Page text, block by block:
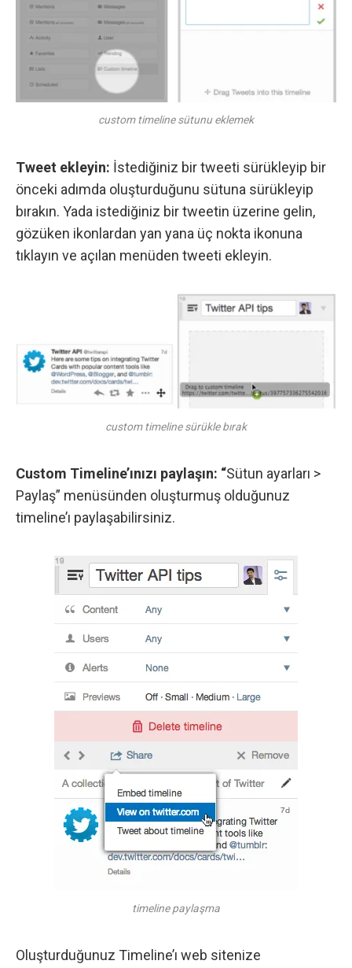
custom timeline sütunu eklemek
Tweet ekleyin: İstediğiniz bir tweeti sürükleyip bir
önceki adımda oluşturduğunu sütuna sürükleyip
bırakın. Yada istediğiniz bir tweetin üzerine gelin,
gözüken ikonlardan yan yana üç nokta ikonuna
tıklayın ve açılan menüden tweeti ekleyin.
custom timeline sürükle bırak
Custom Timeline’ınızı paylaşın: “Sütun ayarları >
Paylaş” menüsünden oluşturmuş olduğunuz
timeline’ı paylaşabilirsiniz.
timeline paylaşma
Oluşturduğunuz Timeline’ı web sitenize